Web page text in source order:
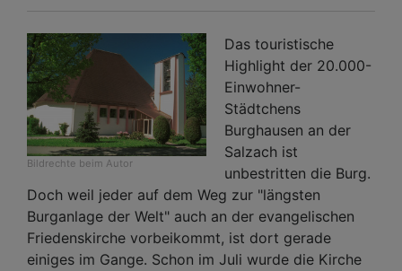
Bildrechte beim Autor
Das touristische
Highlight der 20.000-
Einwohner-
Städtchens
Burghausen an der
Salzach ist
unbestritten die Burg.
Doch weil jeder auf dem Weg zur "längsten
Burganlage der Welt" auch an der evangelischen
Friedenskirche vorbeikommt, ist dort gerade
einiges im Gange. Schon im Juli wurde die Kirche